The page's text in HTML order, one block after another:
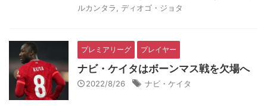
ルカンタラ
ディオゴ・ジョタ
プレミアリーグ プレイヤー
ナビ・ケイタはボーンマス戦を欠場へ
2022/8/26 ナビ・ケイタ